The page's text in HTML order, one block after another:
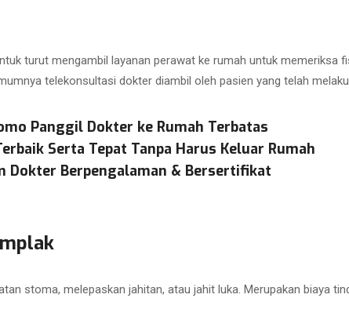
turut mengambil layanan perawat ke rumah untuk memeriksa
telekonsultasi dokter diambil oleh pasien yang telah
Panggil Dokter ke Rumah Terbatas
Serta Tepat Tanpa Harus Keluar Rumah
Dokter Berpengalaman & Bersertifikat
stoma, melepaskan jahitan, atau jahit luka. Merupakan biaya